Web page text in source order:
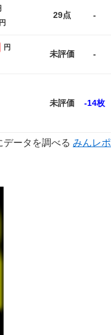
円
29点 -
円
未評価 -
未評価 -14枚
データを調べる みんレポ